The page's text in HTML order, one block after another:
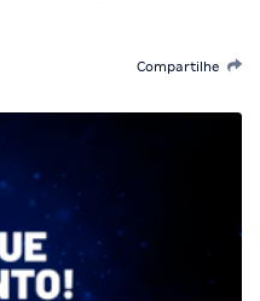
Compartilhe